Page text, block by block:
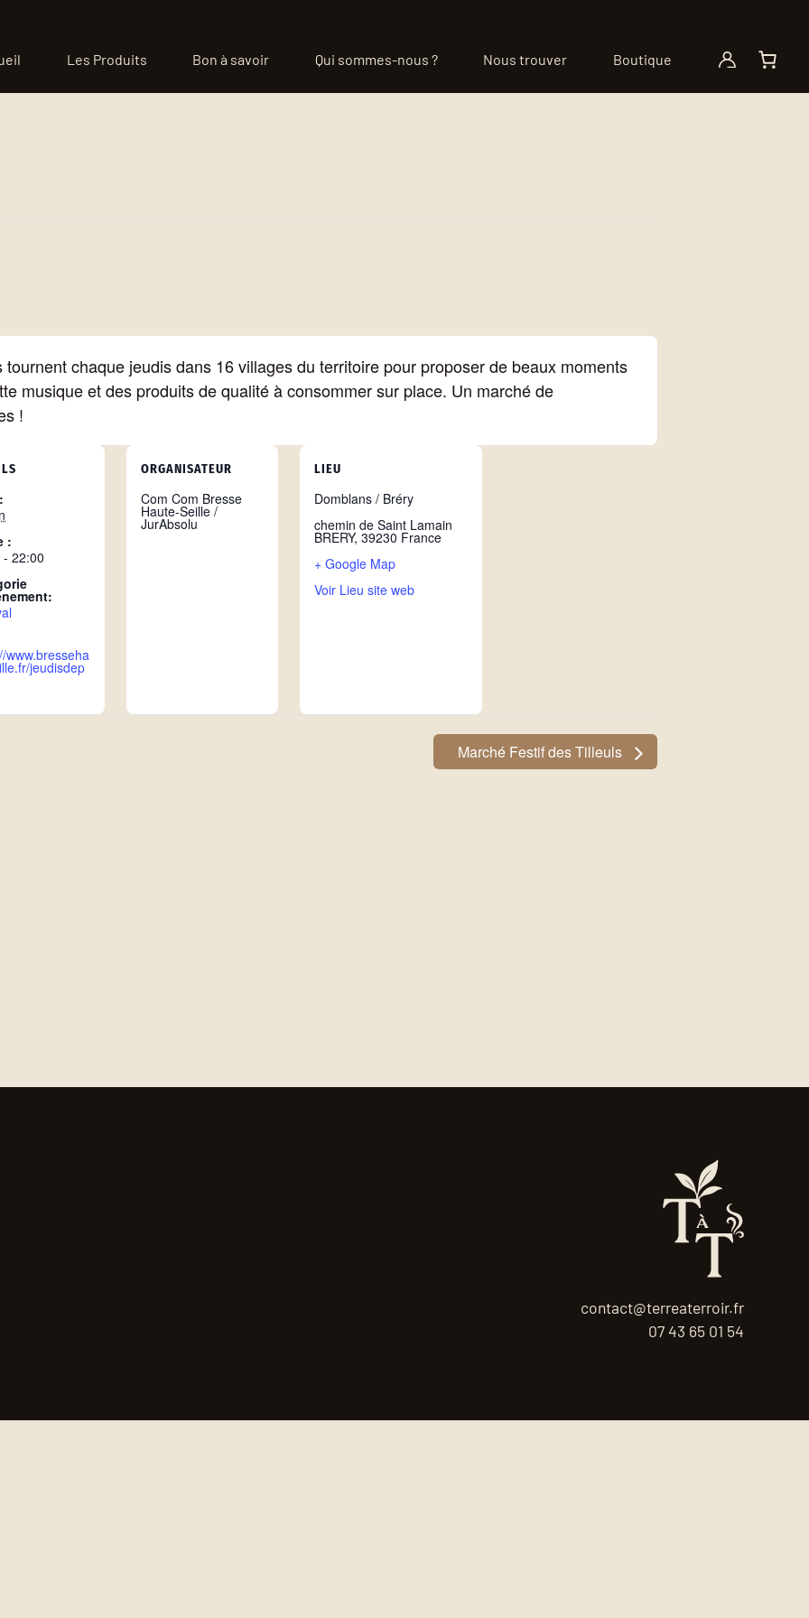
Les Produits Bon à savoir Qui sommes-nous ? Nous trouver Boutique
chaque jeudis dans 16 villages du territoire pour proposer de beaux moments
musique et des produits de qualité à consommer sur place. Un marché de
!
:
- 22:00
www.bresseha
jeudisdep
ORGANISATEUR
Com Com Bresse
Haute-Seille /
JurAbsolu
LIEU
Domblans / Bréry
chemin de Saint Lamain
BRERY, 39230 France
+ Google Map
Voir Lieu site web
Marché Festif des Tilleuls
contact@terreaterroir.fr
07 43 65 01 54